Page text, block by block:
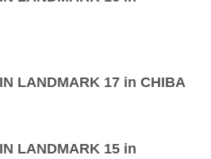
LANDMARK 17 in CHIBA
LANDMARK 15 in